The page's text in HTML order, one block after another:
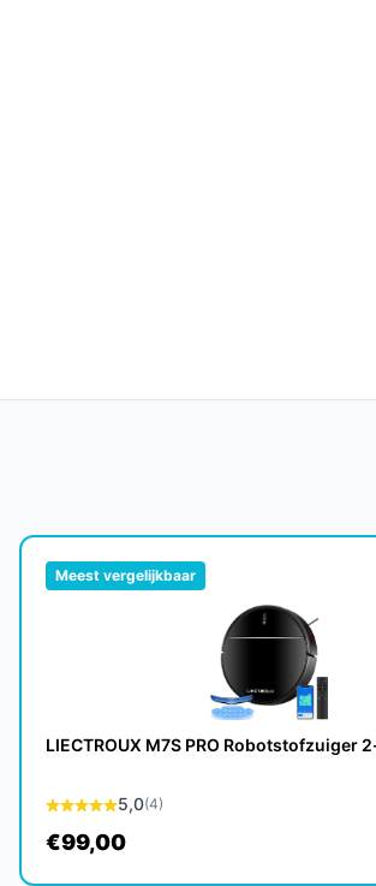
weer kunt genieten van een schone
maar met goed onderhoud en regelmatig
deze robotstofzuiger uitermate geschikt
Meest vergelijkbaar
LIECTROUX M7S PRO Robotstofzuiger
5,0(4)
€99,00